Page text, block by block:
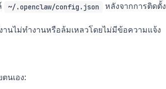
~/.openclaw/config.json หลังจากการติดตั้ง
านไม่ทำงานหรือล้มเหลวโดยไม่มีข้อความแจ้ง
นเอง: